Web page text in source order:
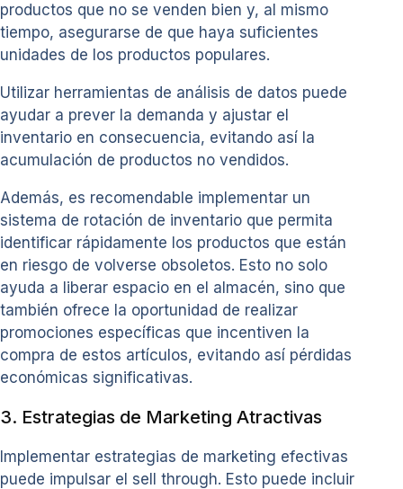
productos que no se venden bien y, al mismo
tiempo, asegurarse de que haya suficientes
unidades de los productos populares.
Utilizar herramientas de análisis de datos puede
ayudar a prever la demanda y ajustar el
inventario en consecuencia, evitando así la
acumulación de productos no vendidos.
Además, es recomendable implementar un
sistema de rotación de inventario que permita
identificar rápidamente los productos que están
en riesgo de volverse obsoletos. Esto no solo
ayuda a liberar espacio en el almacén, sino que
también ofrece la oportunidad de realizar
promociones específicas que incentiven la
compra de estos artículos, evitando así pérdidas
económicas significativas.
3. Estrategias de Marketing Atractivas
Implementar estrategias de marketing efectivas
puede impulsar el sell through. Esto puede incluir